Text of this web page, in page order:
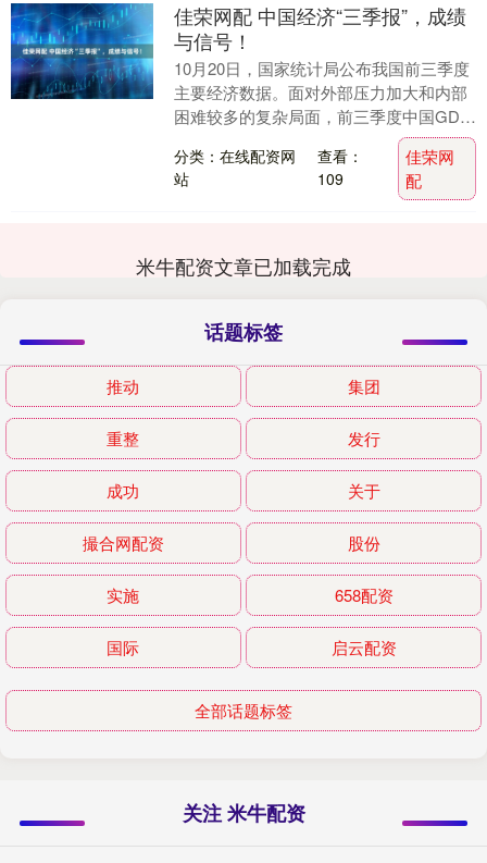
佳荣网配 中国经济“三季报”，成绩
与信号！
10月20日，国家统计局公布我国前三季度
主要经济数据。面对外部压力加大和内部
困难较多的复杂局面，前三季度中国GDP
同比增长5.2%，GDP总量突破101万亿
元。....
分类：在线配资网
站
查看：
109
佳荣网
配
米牛配资文章已加载完成
话题标签
推动 集团
重整 发行
成功 关于
撮合网配资 股份
实施 658配资
国际 启云配资
全部话题标签
关注 米牛配资